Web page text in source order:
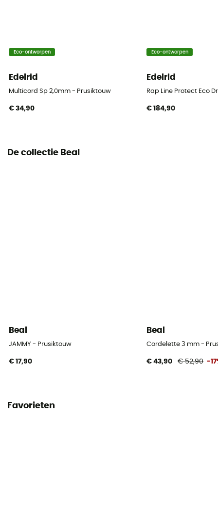
Eco-ontworpen
Edelrid
Multicord Sp 2,0mm - Prusiktouw
€ 34,90
Eco-ontworpen
Edelrid
Rap Line Protect Eco
€ 184,90
De collectie Beal
Beal
JAMMY - Prusiktouw
€ 17,90
Beal
Cordelette 3 mm -
€ 43,90 € 52,90 -
Favorieten